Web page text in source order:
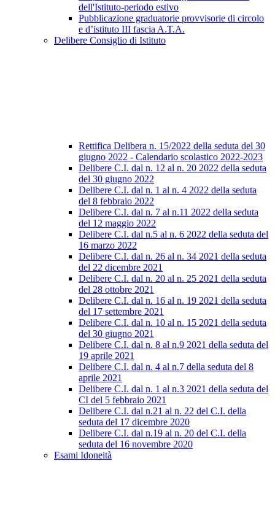
dell'Istituto-periodo estivo
Pubblicazione graduatorie provvisorie di circolo
e d’istituto III fascia A.T.A.
Delibere Consiglio di Istituto
Rettifica Delibera n. 15/2022 della seduta del 30
giugno 2022 - Calendario scolastico 2022-2023
Delibere C.I. dal n. 12 al n. 20 2022 della seduta
del 30 giugno 2022
Delibere C.I. dal n. 1 al n. 4 2022 della seduta
del 8 febbraio 2022
Delibere C.I. dal n. 7 al n.11 2022 della seduta
del 12 maggio 2022
Delibere C.I. dal n.5 al n. 6 2022 della seduta del
16 marzo 2022
Delibere C.I. dal n. 26 al n. 34 2021 della seduta
del 22 dicembre 2021
Delibere C.I. dal n. 20 al n. 25 2021 della seduta
del 28 ottobre 2021
Delibere C.I. dal n. 16 al n. 19 2021 della seduta
del 17 settembre 2021
Delibere C.I. dal n. 10 al n. 15 2021 della seduta
del 30 giugno 2021
Delibere C.I. dal n. 8 al n.9 2021 della seduta del
19 aprile 2021
Delibere C.I. dal n. 4 al n.7 della seduta del 8
aprile 2021
Delibere C.I. dal n. 1 al n.3 2021 della seduta del
CI del 5 febbraio 2021
Delibere C.I. dal n.21 al n. 22 del C.I. della
seduta del 17 dicembre 2020
Delibere C.I. dal n.19 al n. 20 del C.I. della
seduta del 16 novembre 2020
Esami Idoneità